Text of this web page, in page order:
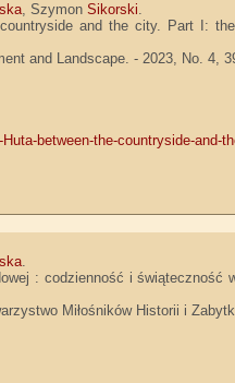
, SzymonSikorski.
and the city. Part I:
and Landscape. - 2023, No. 4,
between-the-countryside-
.
: codzienność i świąteczność
Miłośników Historii i